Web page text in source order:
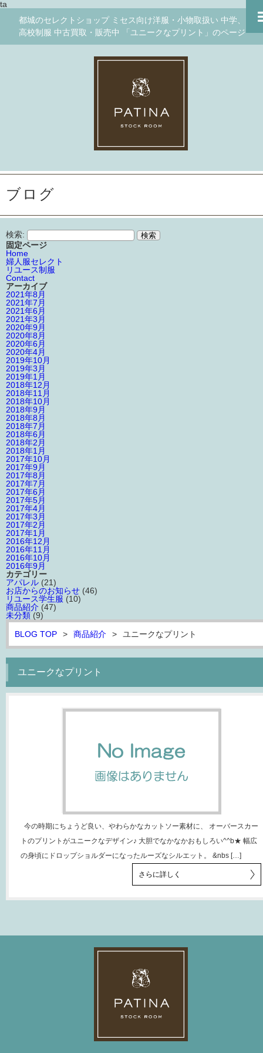
ta
都城のセレクトショップ ミセス向け洋服・小物取扱い 中学、
高校制服 中古買取・販売中 「ユニークなプリント」のページ
ブログ
検索:
固定ページ
Home
婦人服セレクト
リユース制服
Contact
アーカイブ
2021年8月
2021年7月
2021年6月
2021年3月
2020年9月
2020年8月
2020年6月
2020年4月
2019年10月
2019年3月
2019年1月
2018年12月
2018年11月
2018年10月
2018年9月
2018年8月
2018年7月
2018年6月
2018年2月
2018年1月
2017年10月
2017年9月
2017年8月
2017年7月
2017年6月
2017年5月
2017年4月
2017年3月
2017年2月
2017年1月
2016年12月
2016年11月
2016年10月
2016年9月
カテゴリー
アパレル (21)
お店からのお知らせ (46)
リユース学生服 (10)
商品紹介 (47)
未分類 (9)
BLOG TOP
> 商品紹介 > ユニークなプリント
ユニークなプリント
今の時期にちょうど良い、やわらかなカットソー素材に、 オーバースカー
トのプリントがユニークなデザイン♪ 大胆でなかなかおもしろい^^b★ 幅広
の身頃にドロップショルダーになったルーズなシルエット。 &nbs […]
さらに詳しく